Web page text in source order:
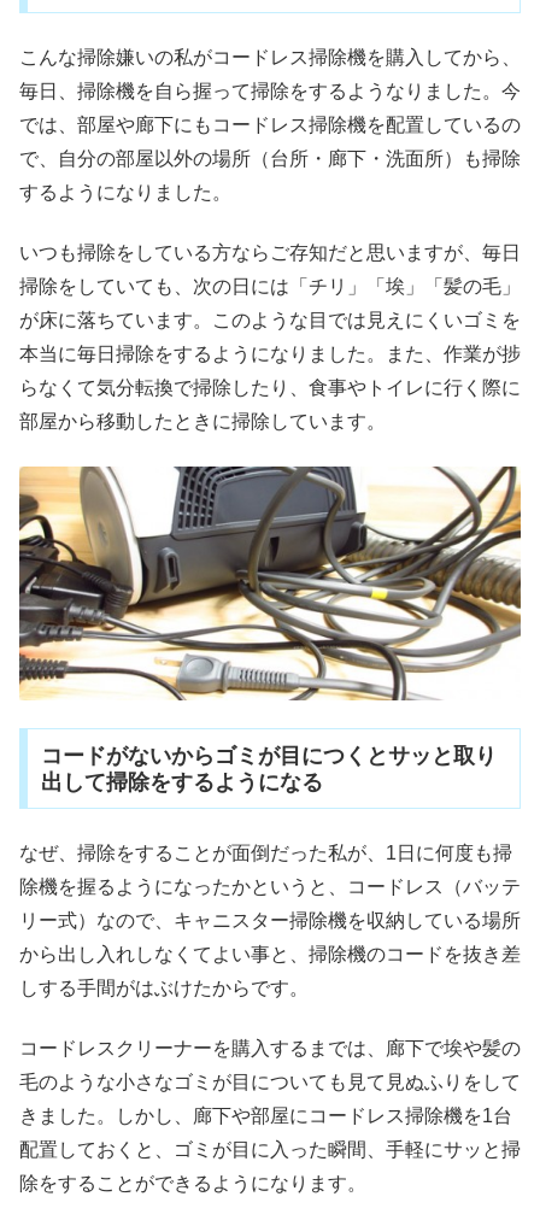
こんな掃除嫌いの私がコードレス掃除機を購入してから、
毎日、掃除機を自ら握って掃除をするようなりました。今
では、部屋や廊下にもコードレス掃除機を配置しているの
で、自分の部屋以外の場所（台所・廊下・洗面所）も掃除
するようになりました。
いつも掃除をしている方ならご存知だと思いますが、毎日
掃除をしていても、次の日には「チリ」「埃」「髪の毛」
が床に落ちています。このような目では見えにくいゴミを
本当に毎日掃除をするようになりました。また、作業が捗
らなくて気分転換で掃除したり、食事やトイレに行く際に
部屋から移動したときに掃除しています。
コードがないからゴミが目につくとサッと取り
出して掃除をするようになる
なぜ、掃除をすることが面倒だった私が、1日に何度も掃
除機を握るようになったかというと、コードレス（バッテ
リー式）なので、キャニスター掃除機を収納している場所
から出し入れしなくてよい事と、掃除機のコードを抜き差
しする手間がはぶけたからです。
コードレスクリーナーを購入するまでは、廊下で埃や髪の
毛のような小さなゴミが目についても見て見ぬふりをして
きました。しかし、廊下や部屋にコードレス掃除機を1台
配置しておくと、ゴミが目に入った瞬間、手軽にサッと掃
除をすることができるようになります。